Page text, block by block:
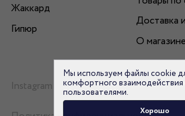
Жаккард
Гипюр
Доставка
О магазине
Instagram
Мы используем файлы cookie
комфортного взаимодействия
пользователями.
Хорошо